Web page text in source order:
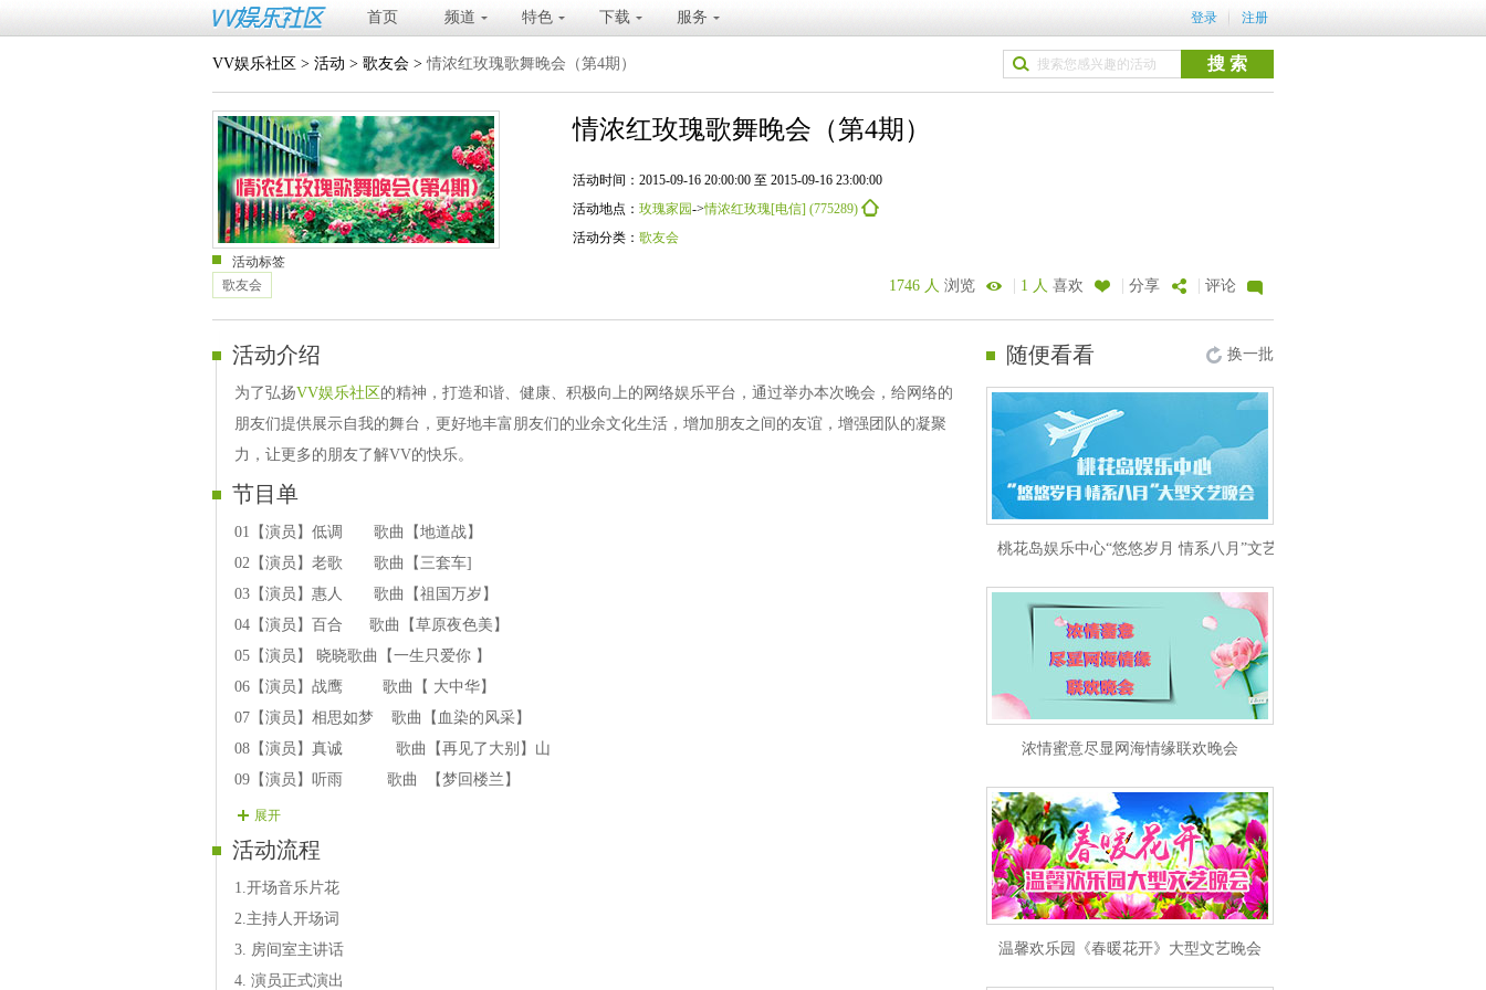
首页 频道 特色 下载 服务 登录 注册
VV娱乐社区 > 活动 > 歌友会 >情浓红玫瑰歌舞晚会（第4期）
情浓红玫瑰歌舞晚会（第4期）
活动时间：2015-09-16 20:00:00 至 2015-09-16 23:00:00
活动地点： 玫瑰家园->情浓红玫瑰[电信] (775289)
活动分类： 歌友会
活动标签
歌友会
1746 人 浏览 | 1 人 喜欢 | 分享 | 评论
活动介绍
为了弘扬VV娱乐社区 的精神，打造和谐、健康、积极向上的网络娱乐平台，通过举办本次晚会，给网络的
朋友们提供展示自我的舞台，更好地丰富朋友们的业余文化生活，增加朋友之间的友谊，增强团队的凝聚
力，让更多的朋友了解VV的快乐。
节目单
01【演员】低调 歌曲【地道战】
02【演员】老歌 歌曲【三套车]
03【演员】惠人 歌曲【祖国万岁】
04【演员】百合 歌曲【草原夜色美】
05【演员】 晓晓歌曲【一生只爱你 】
06【演员】战鹰 歌曲【 大中华】
07【演员】相思如梦 歌曲【血染的风采】
08【演员】真诚 歌曲【再见了大别】山
09【演员】听雨 歌曲 【梦回楼兰】
展开
活动流程
1.开场音乐片花
2.主持人开场词
3. 房间室主讲话
4. 演员正式演出
随便看看 换一批
桃花岛娱乐中心“悠悠岁月 情系八月”文艺晚会
浓情蜜意尽显网海情缘联欢晚会
温馨欢乐园《春暖花开》大型文艺晚会